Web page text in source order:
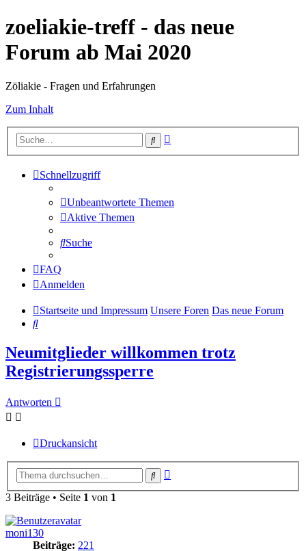
zoeliakie-treff - das neue
Forum ab Mai 2020
Zöliakie - Fragen und Erfahrungen
Zum Inhalt
Suche
Schnellzugriff
Unbeantwortete Themen
Aktive Themen
Suche
FAQ
Anmelden
Startseite und Impressum Unsere Foren Das neue Forum
Suche
Neumitglieder willkommen trotz
Registrierungssperre
Antworten
Druckansicht
Suche
3 Beiträge • Seite 1 von 1
moni130
Beiträge: 221